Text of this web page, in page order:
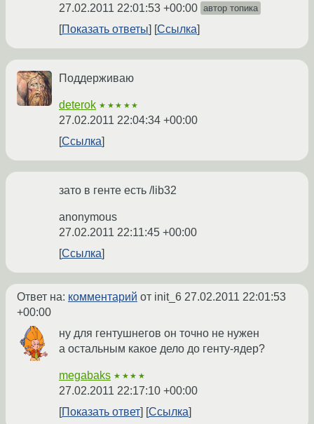
27.02.2011 22:01:53 +00:00 автор топика
Показать ответы Ссылка
Поддерживаю
deterok ★★★★★
27.02.2011 22:04:34 +00:00
Ссылка
зато в генте есть /lib32
anonymous
27.02.2011 22:11:45 +00:00
Ссылка
Ответ на: комментарий от init_6 27.02.2011 22:01:53
+00:00
ну для гентушнегов он точно не нужен
а остальным какое дело до генту-ядер?
megabaks ★★★★
27.02.2011 22:17:10 +00:00
Показать ответ
Ссылка